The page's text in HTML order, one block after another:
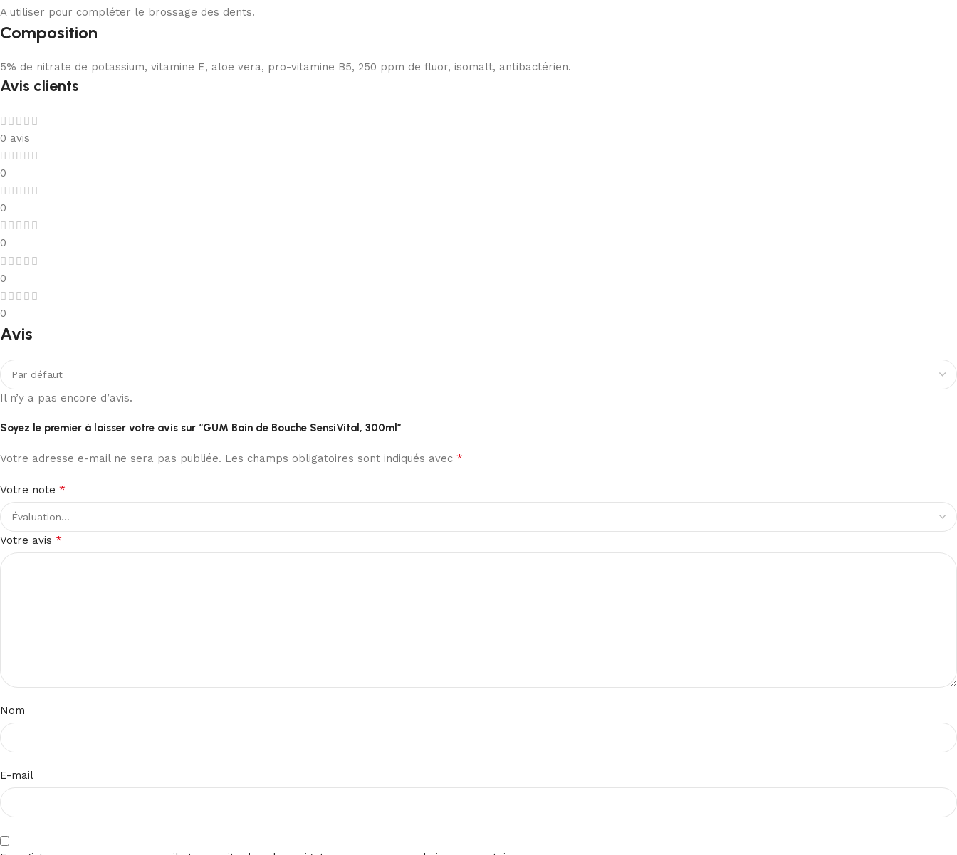
A utiliser pour compléter le brossage des dents.
Composition
5% de nitrate de potassium, vitamine E, aloe vera, pro-vitamine B5, 250 ppm de fluor, isomalt, antibactérien.
Avis clients
0 avis
0
0
0
0
0
Avis
Il n’y a pas encore d’avis.
Soyez le premier à laisser votre avis sur “GUM Bain de Bouche SensiVital, 300ml”
Votre adresse e-mail ne sera pas publiée. Les champs obligatoires sont indiqués avec *
Votre note *
Votre avis *
Nom
E-mail